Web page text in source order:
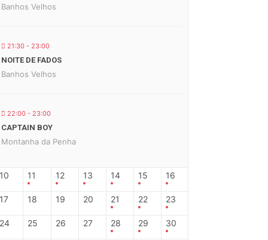
Banhos Velhos
21:30 - 23:00
NOITE DE FADOS
Banhos Velhos
22:00 - 23:00
CAPTAIN BOY
Montanha da Penha
10 11 12 13 14 15 16
17 18 19 20 21 22 23
24 25 26 27 28 29 30